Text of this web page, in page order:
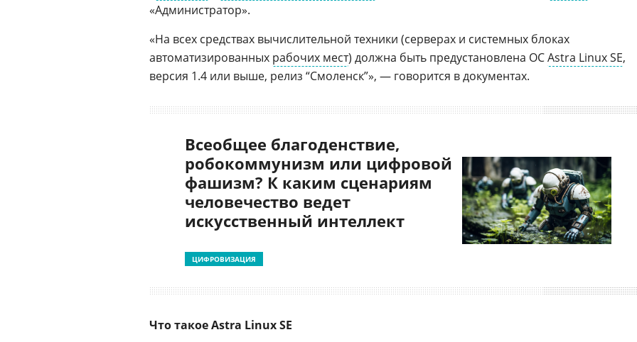
«Администратор».
«На всех средствах вычислительной техники (серверах и системных блоках
автоматизированных рабочих мест) должна быть предустановлена ОСAstra Linux SE,
версия 1.4 или выше, релиз “Смоленск”», — говорится в документах.
Всеобщее благоденствие,
робокоммунизм или цифровой
фашизм? К каким сценариям
человечество ведет
искусственный интеллект
ЦИФРОВИЗАЦИЯ
Что такое Astra Linux SE